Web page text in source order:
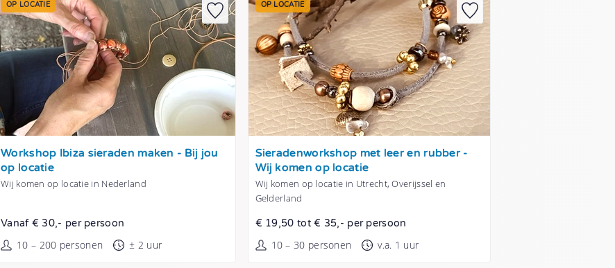
Tonen
OP LOCATIE
Workshop Ibiza sieraden maken - Bij jou
op locatie
Wij komen op locatie in Nederland
Vanaf € 30,- per persoon
10 – 200 personen ± 2 uur
Tonen
OP LOCATIE
Sieradenworkshop met leer en rubber -
Wij komen op locatie
Wij komen op locatie in Utrecht, Overijssel en
Gelderland
€ 19,50 tot € 35,- per persoon
10 – 30 personen v.a. 1 uur